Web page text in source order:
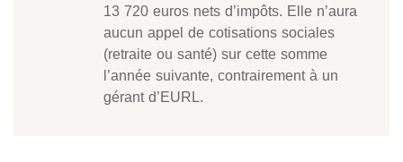
13 720 euros nets d’impôts. Elle n’aura
aucun appel de cotisations sociales
(retraite ou santé) sur cette somme
l’année suivante, contrairement à un
gérant d’EURL.